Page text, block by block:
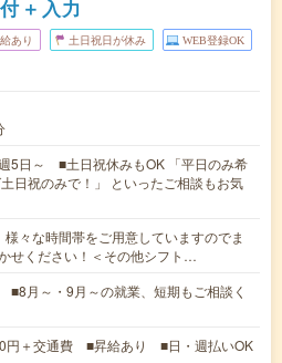
＋入力
あり 土日祝日が休み WEB登録OK
5日～ ■土日祝休みもOK 「平日のみ希
日祝のみで！」 といったご相談もお気
様々な時間帯をご用意していますのでま
せください！＜その他シフト…
月～・9月～の就業、短期もご相談く
円＋交通費 ■昇給あり ■日・週払いOK